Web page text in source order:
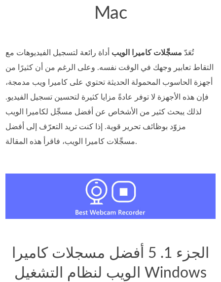
Mac
تُعَدّ مسجِّلات كاميرا الويب أداة رائعة لتسجيل الفيديوهات مع
التقاط تعابير وجهك في الوقت نفسه. وعلى الرغم من أن كثيرًا من
أجهزة الحاسوب المحمولة الحديثة تحتوي على كاميرا ويب مدمجة،
فإن هذه الأجهزة لا توفر عادةً مزايا كثيرة لتحسين تسجيل الفيديو.
لذلك يبحث كثير من الأشخاص عن أفضل مسجِّل لكاميرا الويب
مزوّد بوظائف تحرير قوية. إذا كنت تريد التعرّف إلى أفضل
مسجِّلات كاميرا الويب، فاقرأ هذه المقالة.
الجزء 1. 5 أفضل مسجلات كاميرا
الويب لنظام التشغيل Windows